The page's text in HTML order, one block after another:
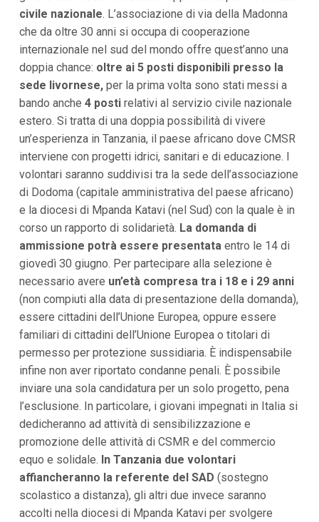
r
n
c
p
a
l
i
V
a
a
l
e
n
P
r
n
c
p
a
l
e
V
a
i
i
n
f
o
n
d
o
civile nazionale. L’associazione di via della Madonna
che da oltre 30 anni si occupa di cooperazione
internazionale nel sud del mondo offre quest’anno una
doppia chance: oltre ai 5 posti disponibili presso la
sede livornese,per la prima volta sono stati messi a
bando anche 4 postirelativi al servizio civile nazionale
estero. Si tratta di una doppia possibilità di vivere
un’esperienza in Tanzania, il paese africano dove CMSR
interviene con progetti idrici, sanitari e di educazione. I
volontari saranno suddivisi tra la sede dell’associazione
di Dodoma (capitale amministrativa del paese africano)
e la diocesi di Mpanda Katavi (nel Sud) con la quale è in
corso un rapporto di solidarietà. La domanda di
ammissione potrà essere presentataentro le 14 di
giovedì 30 giugno. Per partecipare alla selezione è
necessario avere un’età compresa tra i 18 e i 29 anni
(non compiuti alla data di presentazione della domanda),
essere cittadini dell’Unione Europea, oppure essere
familiari di cittadini dell’Unione Europea o titolari di
permesso per protezione sussidiaria. È indispensabile
infine non aver riportato condanne penali. È possibile
inviare una sola candidatura per un solo progetto, pena
l’esclusione. In particolare, i giovani impegnati in Italia si
dedicheranno ad attività di sensibilizzazione e
promozione delle attività di CSMR e del commercio
equo e solidale. In Tanzania due volontari
affiancheranno la referente del SAD (sostegno
scolastico a distanza), gli altri due invece saranno
accolti nella diocesi di Mpanda Katavi per svolgere